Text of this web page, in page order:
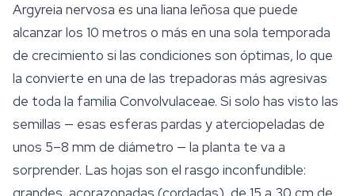
Argyreia nervosa es una liana leñosa que puede
alcanzar los 10 metros o más en una sola temporada
de crecimiento si las condiciones son óptimas, lo que
la convierte en una de las trepadoras más agresivas
de toda la familia Convolvulaceae. Si solo has visto las
semillas — esas esferas pardas y aterciopeladas de
unos 5–8 mm de diámetro — la planta te va a
sorprender. Las hojas son el rasgo inconfundible: